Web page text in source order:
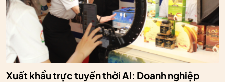
Xuất khẩu trực tuyến thời AI: Doanh nghiệp